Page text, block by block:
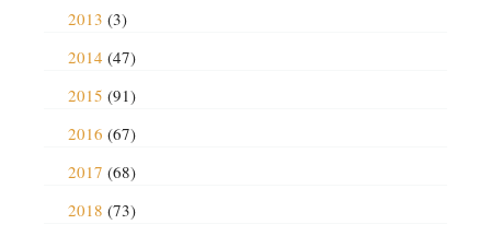
2013 (3)
2014 (47)
2015 (91)
2016 (67)
2017 (68)
2018 (73)